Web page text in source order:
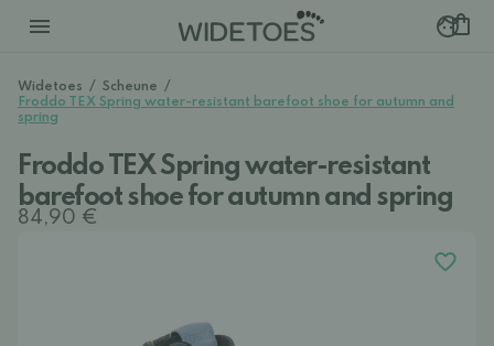
Widetoes / Scheune /
Froddo TEX Spring water-resistant barefoot shoe for autumn and
spring
Froddo TEX Spring water-resistant
barefoot shoe for autumn and spring
84,90 €